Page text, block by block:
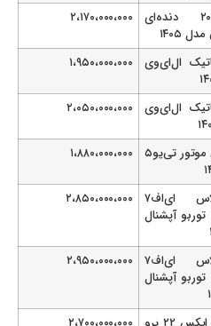
۲۰۷ دنده‌ای
۲،۱۷۰،۰۰۰،۰۰۰
ال‌ای‌وی
۱،۹۵۰،۰۰۰،۰۰۰
ال‌ای‌وی
۲،۰۵۰،۰۰۰،۰۰۰
رانا پلاس موتور تی‌یو۵
۱،۸۸۰،۰۰۰،۰۰۰
دنا پلاس ای‌اف۷
آپشنال
۲،۸۵۰،۰۰۰،۰۰۰
دنا پلاس ای‌اف۷
آپشنال
۲،۹۵۰،۰۰۰،۰۰۰